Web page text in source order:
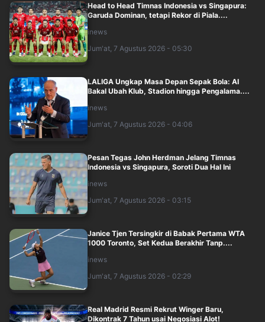
Head to Head Timnas Indonesia vs Singapura:
Garuda Dominan, tetapi Rekor di Piala....
inews
Jum'at, 7 Agustus 2026 - 05:30
LALIGA Ungkap Masa Depan Sepak Bola: AI
Bakal Ubah Klub, Stadion hingga Pengalama....
inews
Jum'at, 7 Agustus 2026 - 04:06
Pesan Tegas John Herdman Jelang Timnas
Indonesia vs Singapura, Soroti Dua Hal Ini
inews
Jum'at, 7 Agustus 2026 - 03:15
Janice Tjen Tersingkir di Babak Pertama WTA
1000 Toronto, Set Kedua Berakhir Tanp....
inews
Jum'at, 7 Agustus 2026 - 02:29
Real Madrid Resmi Rekrut Winger Baru,
Dikontrak 7 Tahun usai Negosiasi Alot!